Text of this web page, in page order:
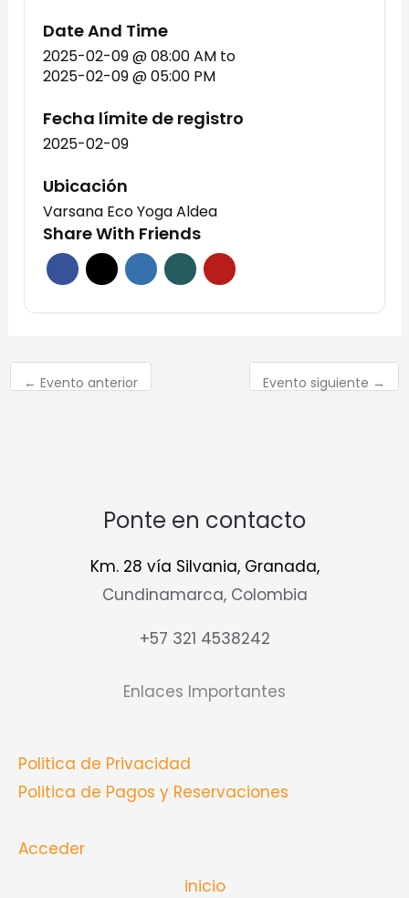
Date And Time
2025-02-09 @ 08:00 AM to
2025-02-09 @ 05:00 PM
Fecha límite de registro
2025-02-09
Ubicación
Varsana Eco Yoga Aldea
Share With Friends
← Evento anterior Evento siguiente →
Ponte en contacto
Km. 28 vía Silvania, Granada,
Cundinamarca, Colombia
+57 321 4538242
Enlaces Importantes
Politica de Privacidad
Politica de Pagos y Reservaciones
Acceder
inicio